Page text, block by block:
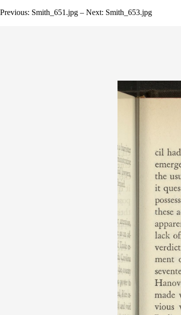
Previous: Smith_651.jpg – Next: Smith_653.jpg